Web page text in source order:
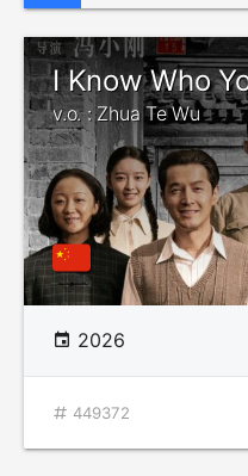
I Know Who
v.o. : Zhua Te Wu
2026
449372